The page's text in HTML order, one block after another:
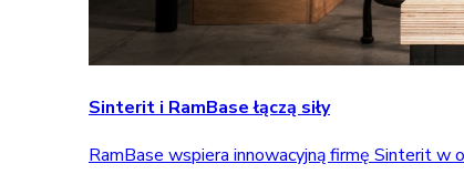
Sinterit i RamBase łączą siły
RamBase wspiera innowacyjną firmę Sinterit w